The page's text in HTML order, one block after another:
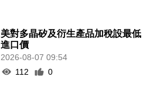
美對多晶矽及衍生產品加稅設最低
進口價
2026-08-07 09:54
112
0